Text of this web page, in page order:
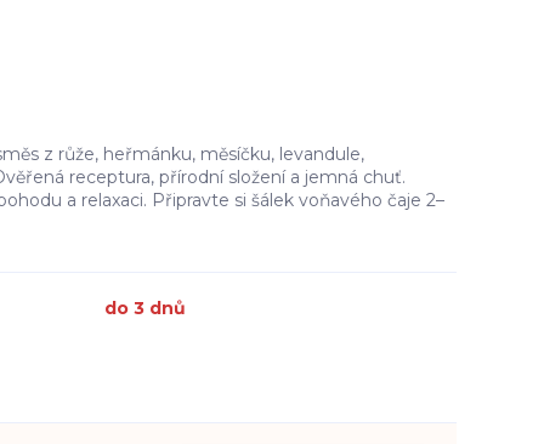
z růže, heřmánku, měsíčku, levandule,
receptura, přírodní složení a jemná chuť.
a relaxaci. Připravte si šálek voňavého čaje 2–
do 3 dnů